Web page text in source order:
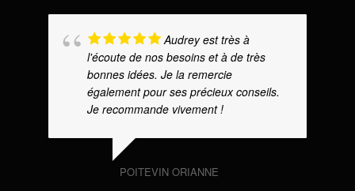
Audrey est très à
l'écoute de nos besoins et à de très
bonnes idées. Je la remercie
également pour ses précieux conseils.
Je recommande vivement !
POITEVIN ORIANNE